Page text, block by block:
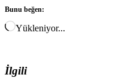
Bunu beğen:
Yükleniyor...
İlgili